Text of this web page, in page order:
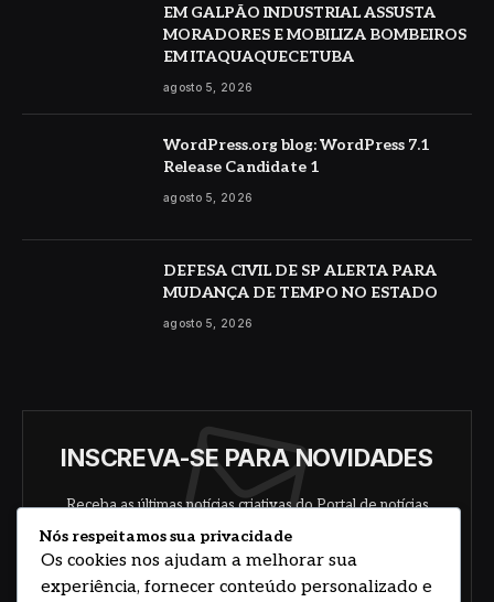
EM GALPÃO INDUSTRIAL ASSUSTA
MORADORES E MOBILIZA BOMBEIROS
EM ITAQUAQUECETUBA
agosto 5, 2026
WordPress.org blog: WordPress 7.1
Release Candidate 1
agosto 5, 2026
DEFESA CIVIL DE SP ALERTA PARA
MUDANÇA DE TEMPO NO ESTADO
agosto 5, 2026
INSCREVA-SE PARA NOVIDADES
Receba as últimas notícias criativas do Portal de notícias
sobre arte, design e negócios.
Nós respeitamos sua privacidade
Os cookies nos ajudam a melhorar sua
experiência, fornecer conteúdo personalizado e